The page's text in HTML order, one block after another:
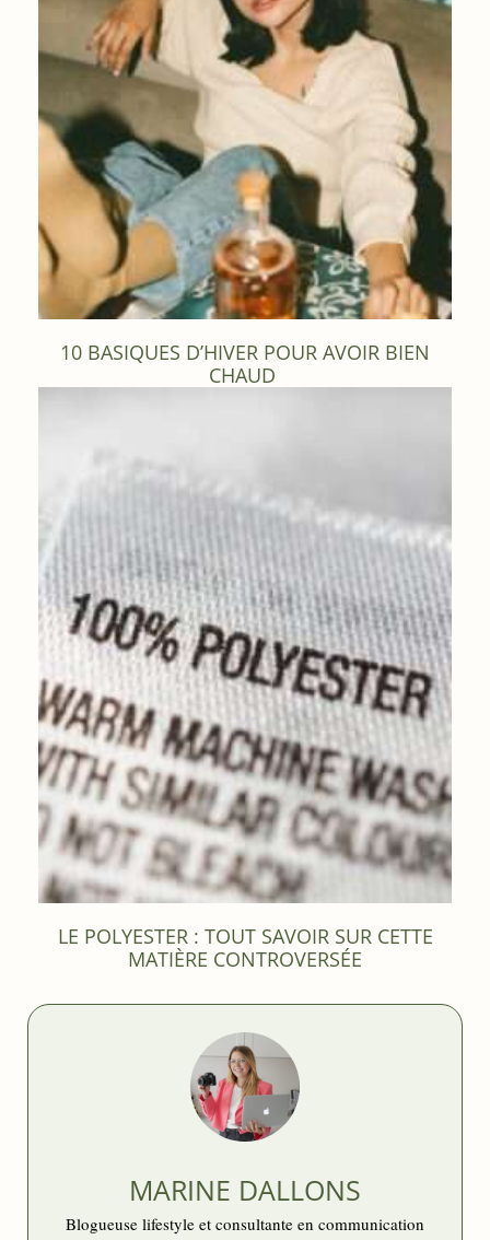
10 BASIQUES D’HIVER POUR AVOIR BIEN
CHAUD
LE POLYESTER : TOUT SAVOIR SUR CETTE
MATIÈRE CONTROVERSÉE
MARINE DALLONS
Blogueuse lifestyle et consultante en communication